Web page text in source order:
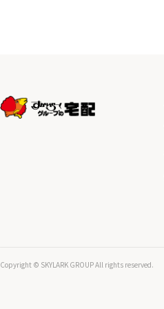
Copyright © SKYLARK GROUP All rights reserved.